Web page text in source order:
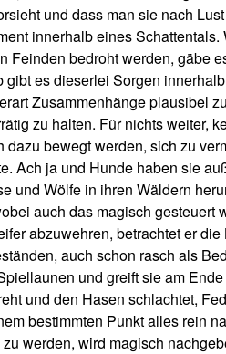
und dass man sie nach
innerhalb eines
Feinden bedroht werden, gäbe
es dieserlei Sorgen
Zusammenhänge plausibel
zu halten. Für nichts weiter,
dazu bewegt werden, sich zu
Ach ja und Hunde haben sie
und Wölfe in ihren Wäldern
auch das magisch gesteuert
abzuwehren, betrachtet er
auch schon rasch als
und greift sie am
und den Hasen schlachtet,
bestimmten Punkt alles rein
werden, wird magisch